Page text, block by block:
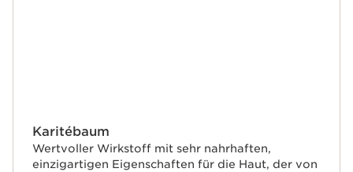
Karitébaum
Wertvoller Wirkstoff mit sehr nahrhaften,
einzigartigen Eigenschaften für die Haut, der von